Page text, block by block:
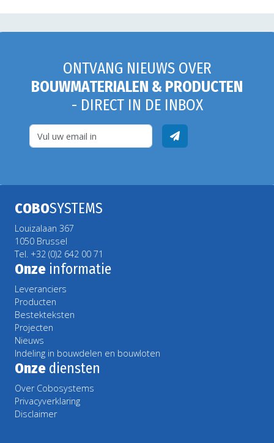
ONTVANG NIEUWS OVER
BOUWMATERIALEN & PRODUCTEN
- DIRECT IN DE INBOX
COBOSYSTEMS
Louizalaan 367
1050 Brussel
Tel. +32 (0)2 642 00 71
Onze informatie
Leveranciers
Producten
Bestekteksten
Projecten
Nieuws
Indeling in bouwdelen en bouwloten
Onze diensten
Over Cobosystems
Privacyverklaring
Disclaimer